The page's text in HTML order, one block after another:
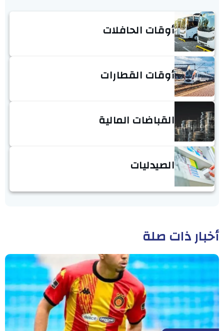
أوقات الحافلات
أوقات القطارات
القباضات المالية
الصيدليات
أخبار ذات صلة